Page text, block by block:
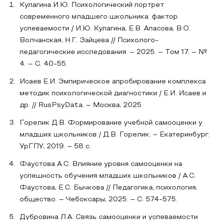
Кулагина И.Ю. Психологический портрет
современного младшего школьника: фактор
успеваемости / И.Ю. Кулагина, Е.В. Апасова, В.О.
Волчанская, Н.Г. Зайцева // Психолого-
педагогические исследования. – 2025. – Том 17. – №
4. – С. 40-55.
Исаев Е.И. Эмпирическое апробирование комплекса
методик психологической диагностики / Е.И. Исаев и
др. // RusPsyData. – Москва, 2025.
Горелик Д.В. Формирование учебной самооценки у
младших школьников / Д.В. Горелик. – Екатеринбург:
УрГПУ, 2019. – 58 с.
Фаустова А.С. Влияние уровня самооценки на
успешность обучения младших школьников / А.С.
Фаустова, Е.С. Бычкова // Педагогика, психология,
общество. – Чебоксары, 2025. – С. 574-575.
Дубровина Л.А. Связь самооценки и успеваемости